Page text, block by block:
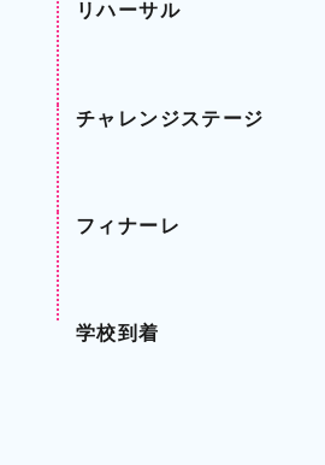
リハーサル
チャレンジステージ
フィナーレ
学校到着